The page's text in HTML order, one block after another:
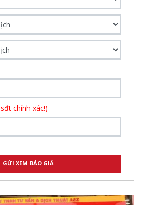
chính xác!)